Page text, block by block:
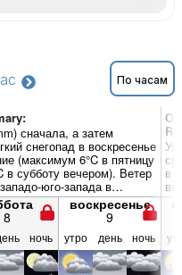
По часам
сначала, а затем
снегопад в воскресенье
(максимум 6°C в пятницу
субботу вечером). Ветер
юго-запада в
с северо-запада к
в
8
воскресенье
9
ночь утро день ночь